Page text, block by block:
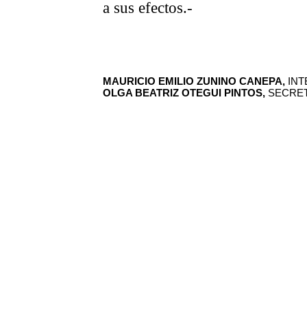
a sus efectos.-
MAURICIO EMILIO ZUNINO CANEPA,
OLGA BEATRIZ OTEGUI PINTOS,